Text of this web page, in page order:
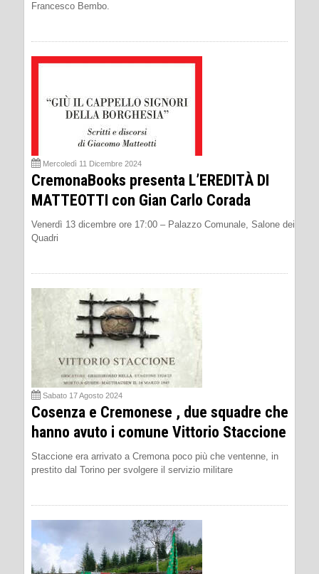
Francesco Bembo.
Mercoledì 11 Dicembre 2024
CremonaBooks presenta L’EREDITÀ DI
MATTEOTTI con Gian Carlo Corada
Venerdì 13 dicembre ore 17:00 – Palazzo Comunale, Salone dei
Quadri
Sabato 17 Agosto 2024
Cosenza e Cremonese , due squadre che
hanno avuto i comune Vittorio Staccione
Staccione era arrivato a Cremona poco più che ventenne, in
prestito dal Torino per svolgere il servizio militare